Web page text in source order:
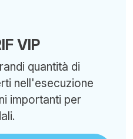
VIP
quantità di
nell'esecuzione
importanti per